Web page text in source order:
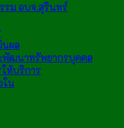
รม อบจ.สุรินทร์
นผล
พัฒนาทรัพยากรบุคคล
ห้บริการ
ใน